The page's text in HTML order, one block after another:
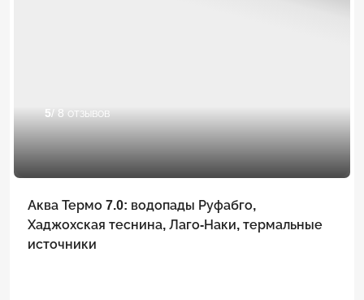
5/ 8 отзывов
Аква Термо 7.0: водопады Руфабго,
Хаджохская теснина, Лаго-Наки, термальные
источники